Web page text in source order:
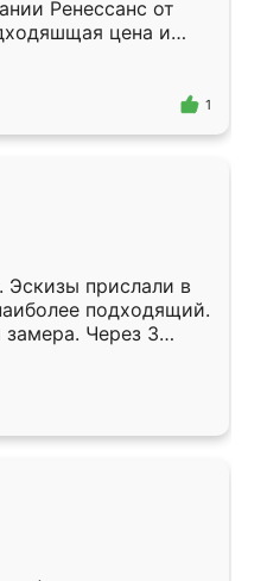
Ренессанс от
цена и
Приехавший
самый
1
Эскизы прислали в
подходящий.
замера. Через 3
готова. Остались
Ренессанс
работу!